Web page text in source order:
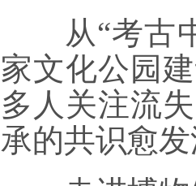
从“考古中
家文化公园
多人关注流
承的共识愈